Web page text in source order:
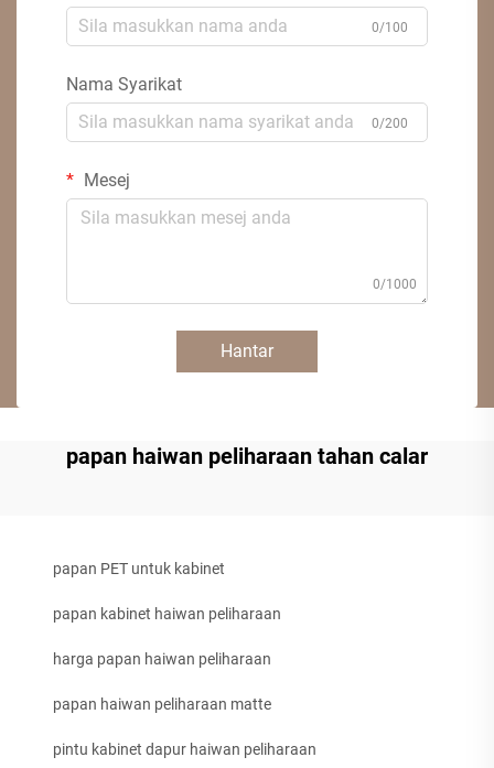
0/100
Nama Syarikat
0/200
Mesej
0/1000
Hantar
papan haiwan peliharaan tahan calar
papan PET untuk kabinet
papan kabinet haiwan peliharaan
harga papan haiwan peliharaan
papan haiwan peliharaan matte
pintu kabinet dapur haiwan peliharaan